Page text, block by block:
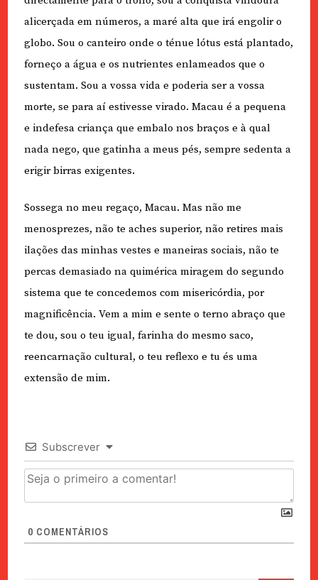
alicerçada em números, a maré alta que irá engolir o
globo. Sou o canteiro onde o ténue lótus está plantado,
forneço a água e os nutrientes enlameados que o
sustentam. Sou a vossa vida e poderia ser a vossa
morte, se para aí estivesse virado. Macau é a pequena
e indefesa criança que embalo nos braços e à qual
nada nego, que gatinha a meus pés, sempre sedenta a
erigir birras exigentes.
Sossega no meu regaço, Macau. Mas não me
menosprezes, não te aches superior, não retires mais
ilações das minhas vestes e maneiras sociais, não te
percas demasiado na quimérica miragem do segundo
sistema que te concedemos com misericórdia, por
magnificência. Vem a mim e sente o terno abraço que
te dou, sou o teu igual, farinha do mesmo saco,
reencarnação cultural, o teu reflexo e tu és uma
extensão de mim.
Subscrever
0 COMENTÁRIOS